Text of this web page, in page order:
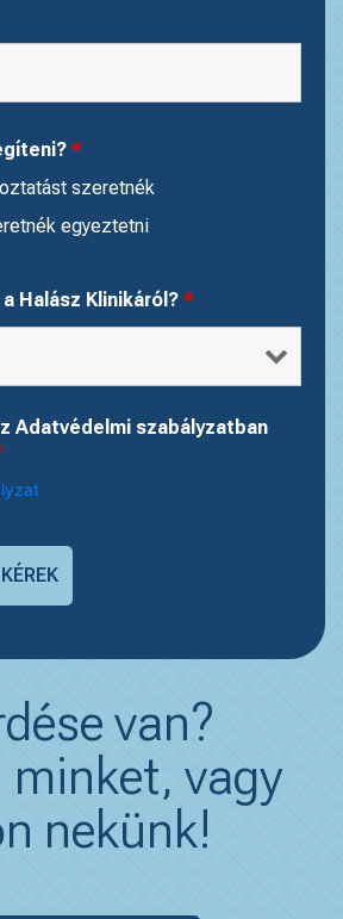
*
szeretnék
egyeztetni
Halász Klinikáról? *
Adatvédelmi szabályzatban
van?
minket, vagy
nekünk!